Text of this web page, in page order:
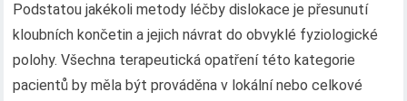
Podstatou jakékoli metody léčby dislokace je přesunutí
kloubních končetin a jejich návrat do obvyklé fyziologické
polohy. Všechna terapeutická opatření této kategorie
pacientů by měla být prováděna v lokální nebo celkové